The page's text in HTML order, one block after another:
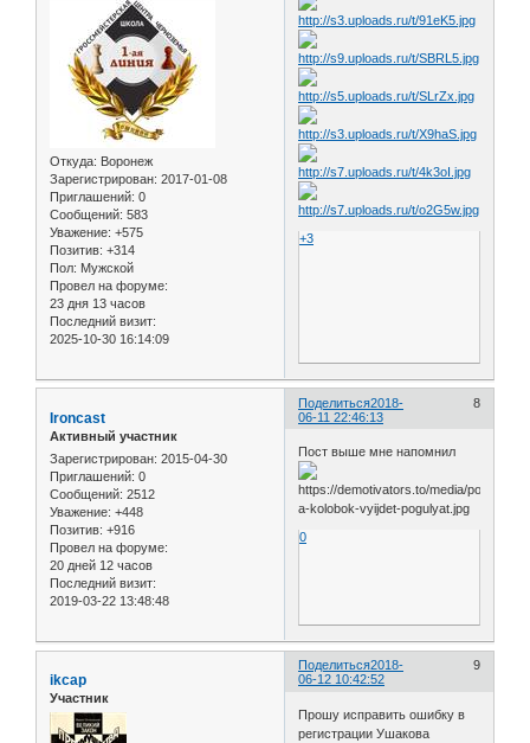
Откуда: Воронеж
Зарегистрирован: 2017-01-08
Приглашений: 0
Сообщений: 583
Уважение: +575
Позитив: +314
Пол: Мужской
Провел на форуме:
23 дня 13 часов
Последний визит:
2025-10-30 16:14:09
+3
Поделиться 8
2018-
06-11 22:46:13
Ironcast
Активный участник
Зарегистрирован: 2015-04-30
Приглашений: 0
Сообщений: 2512
Уважение: +448
Позитив: +916
Провел на форуме:
20 дней 12 часов
Последний визит:
2019-03-22 13:48:48
Пост выше мне напомнил
0
Поделиться 9
2018-
06-12 10:42:52
ikcap
Участник
Прошу исправить ошибку в
регистрации Ушакова